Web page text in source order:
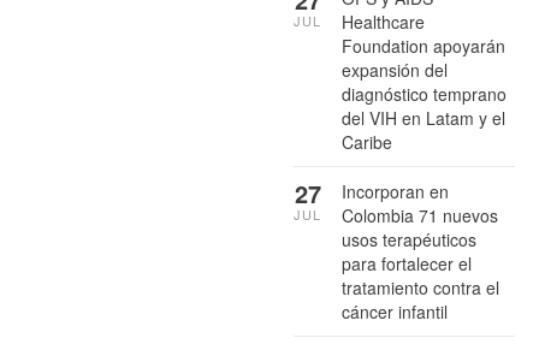
Healthcare
Foundation apoyarán
expansión del
diagnóstico temprano
del VIH en Latam y el
Caribe
JUL
Incorporan en
Colombia 71 nuevos
usos terapéuticos
para fortalecer el
tratamiento contra el
cáncer infantil
27
JUL